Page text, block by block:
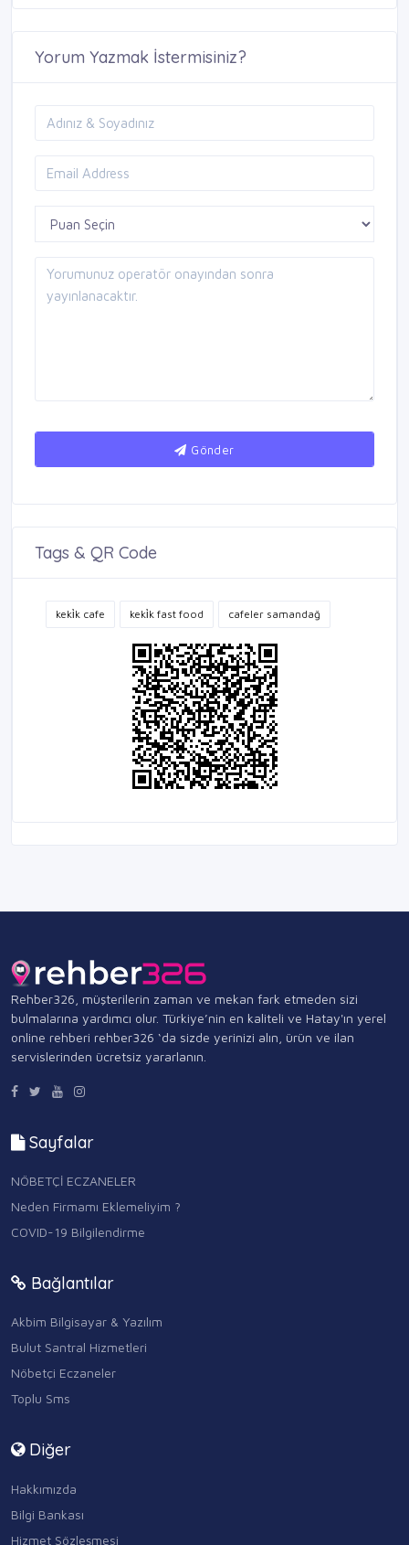
Yorum Yazmak İstermisiniz?
Gönder
Tags & QR Code
keki̇k cafe keki̇k fast food cafeler samandağ
Rehber326, müşterilerin zaman ve mekan fark etmeden sizi
bulmalarına yardımcı olur. Türkiye’nin en kaliteli ve Hatay'ın yerel
online rehberi rehber326 ‘da sizde yerinizi alın, ürün ve ilan
servislerinden ücretsiz yararlanın.
Sayfalar
NÖBETÇİ ECZANELER
Neden Firmamı Eklemeliyim ?
COVID-19 Bilgilendirme
Bağlantılar
Akbim Bilgisayar & Yazılım
Bulut Santral Hizmetleri
Nöbetçi Eczaneler
Toplu Sms
Diğer
Hakkımızda
Bilgi Bankası
Hizmet Sözleşmesi